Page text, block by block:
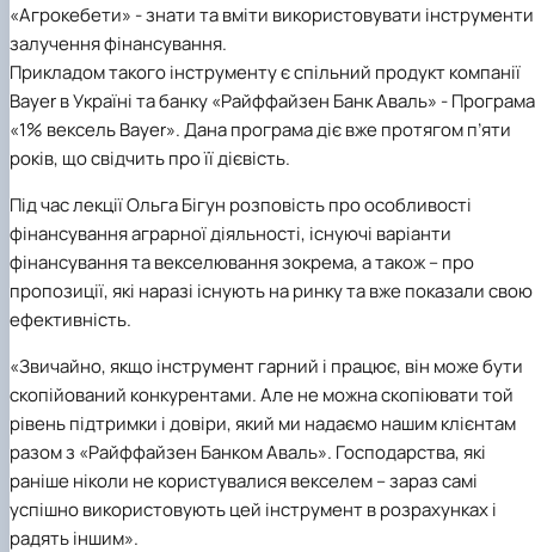
«Агрокебети» - знати та вміти використовувати інструменти
залучення фінансування.
Прикладом такого інструменту є спільний продукт компанії
Bayer в Україні та банку «Райффайзен Банк Аваль» - Програма
«1% вексель Bayer». Дана програма діє вже протягом п’яти
років, що свідчить про її дієвість.
Під час лекції Ольга Бігун розповість про особливості
фінансування аграрної діяльності, існуючі варіанти
фінансування та векселювання зокрема, а також – про
пропозиції, які наразі існують на ринку та вже показали свою
ефективність.
«Звичайно, якщо інструмент гарний і працює, він може бути
скопійований конкурентами. Але не можна скопіювати той
рівень підтримки і довіри, який ми надаємо нашим клієнтам
разом з «Райффайзен Банком Аваль». Господарства, які
раніше ніколи не користувалися векселем – зараз самі
успішно використовують цей інструмент в розрахунках і
радять іншим».